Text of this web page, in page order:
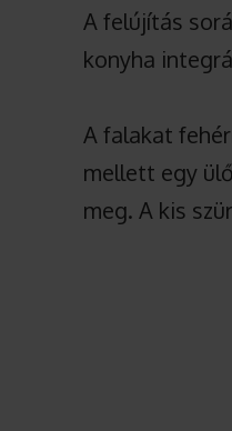
A felújítás
konyha
A falakat
mellett egy
meg. A kis